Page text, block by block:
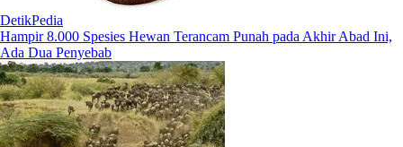
DetikPedia
Hampir 8.000 Spesies Hewan Terancam Punah pada Akhir Abad Ini,
Ada Dua Penyebab